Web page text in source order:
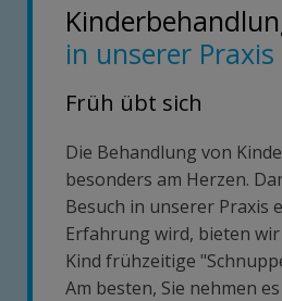
in unserer Praxis
Früh übt sich
Die Behandlung von
besonders am Herzen.
Besuch in unserer Praxis
Erfahrung wird, bieten
Kind frühzeitige
Am besten, Sie nehmen